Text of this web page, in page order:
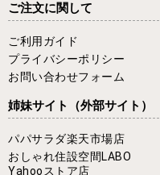
ご注文に関して
ご利用ガイド
プライバシーポリシー
お問い合わせフォーム
姉妹サイト （外部サイト）
パパサラダ楽天市場店
おしゃれ住設空間LABO
Yahooストア店